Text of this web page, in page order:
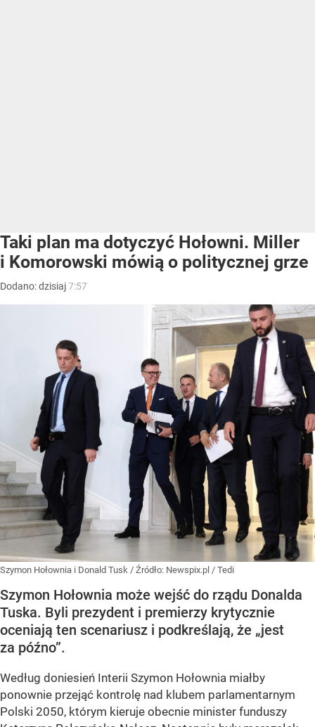
Taki plan ma dotyczyć Hołowni. Miller
i Komorowski mówią o politycznej grze
Dodano:dzisiaj7:57
Szymon Hołownia i Donald Tusk / Źródło: Newspix.pl / Tedi
Szymon Hołownia może wejść do rządu Donalda
Tuska. Byli prezydent i premierzy krytycznie
oceniają ten scenariusz i podkreślają, że „jest
za późno”.
Według doniesień Interii Szymon Hołownia miałby
ponownie przejąć kontrolę nad klubem parlamentarnym
Polski 2050, którym kieruje obecnie minister funduszy